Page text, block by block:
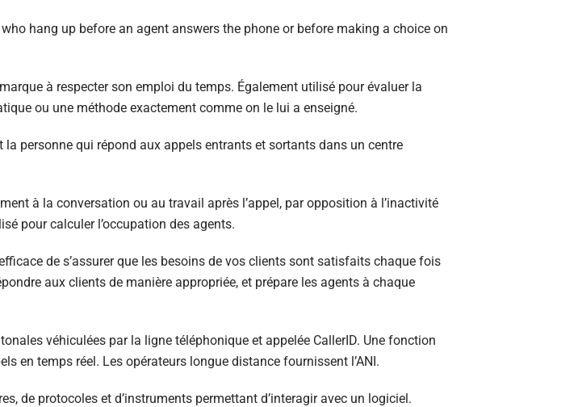
hang up before an agent answers the phone or before making a choice on
à respecter son emploi du temps. Également utilisé pour évaluer la
ou une méthode exactement comme on le lui a enseigné.
la personne qui répond aux appels entrants et sortants dans un centre
à la conversation ou au travail après l’appel, par opposition à l’inactivité
pour calculer l’occupation des agents.
de s’assurer que les besoins de vos clients sont satisfaits chaque fois
aux clients de manière appropriée, et prépare les agents à chaque
véhiculées par la ligne téléphonique et appelée CallerID. Une fonction
en temps réel. Les opérateurs longue distance fournissent l’ANI.
de protocoles et d’instruments permettant d’interagir avec un logiciel.